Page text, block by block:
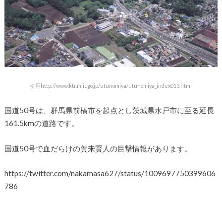
引用http://www.ktr.mlit.go.jp/utunomiya/utunomiya_index013.html
国道50号は、群馬県前橋市を起点とし茨城県水戸市に至る延長
161.5kmの道路です。
国道50号で血だらけの賀来賢人の目撃情報があります。
https://twitter.com/nakamasa627/status/1009697750399606
786